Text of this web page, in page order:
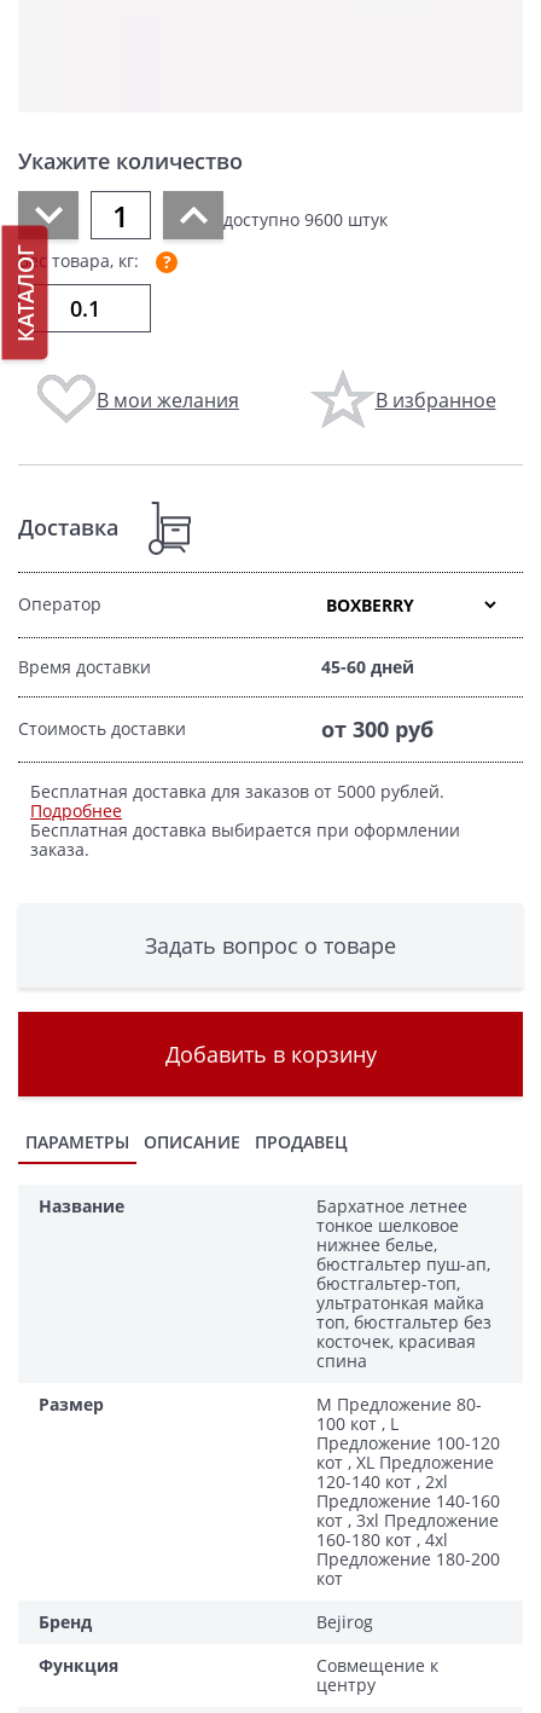
КАТАЛОГ
Укажите количество
доступно 9600 штук
Вес товара, кг:
В мои желания В избранное
Доставка
Оператор
Время доставки 45-60 дней
Стоимость доставки от 300 руб
Бесплатная доставка для заказов от 5000 рублей.
Подробнее
Бесплатная доставка выбирается при оформлении
заказа.
Задать вопрос о товаре
Добавить в корзину
ПАРАМЕТРЫ ОПИСАНИЕ ПРОДАВЕЦ
Название
Бархатное летнее
тонкое шелковое
нижнее белье,
бюстгальтер пуш-ап,
бюстгальтер-топ,
ультратонкая майка
топ, бюстгальтер без
косточек, красивая
спина
Размер
M Предложение 80-
100 кот , L
Предложение 100-120
кот , XL Предложение
120-140 кот , 2xl
Предложение 140-160
кот , 3xl Предложение
160-180 кот , 4xl
Предложение 180-200
кот
Бренд
Bejirog
Функция
Совмещение к
центру